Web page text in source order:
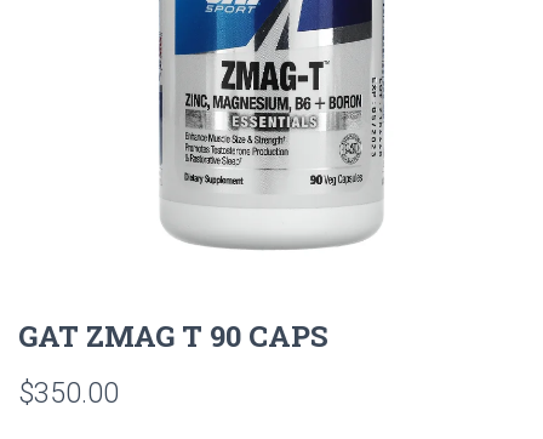
GAT ZMAG T 90 CAPS
$350.00